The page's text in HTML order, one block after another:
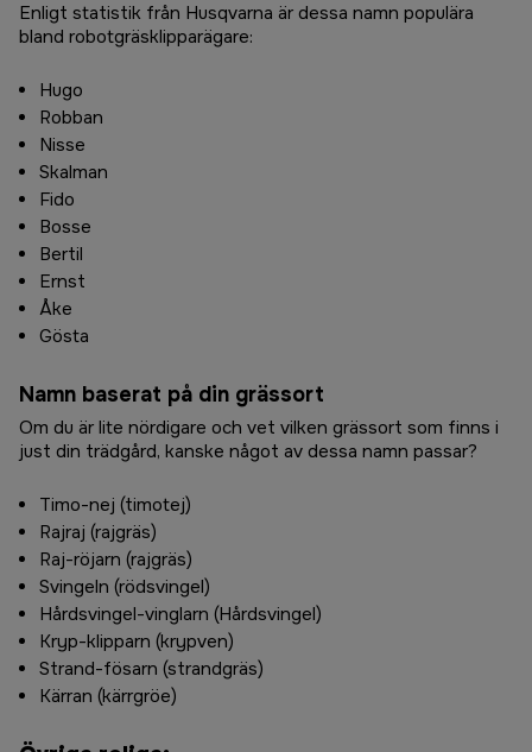
Enligt statistik från Husqvarna är dessa namn populära
bland robotgräsklipparägare:
Hugo
Robban
Nisse
Skalman
Fido
Bosse
Bertil
Ernst
Åke
Gösta
Namn baserat på din grässort
Om du är lite nördigare och vet vilken grässort som finns i
just din trädgård, kanske något av dessa namn passar?
Timo-nej (timotej)
Rajraj (rajgräs)
Raj-röjarn (rajgräs)
Svingeln (rödsvingel)
Hårdsvingel-vinglarn (Hårdsvingel)
Kryp-klipparn (krypven)
Strand-fösarn (strandgräs)
Kärran (kärrgröe)